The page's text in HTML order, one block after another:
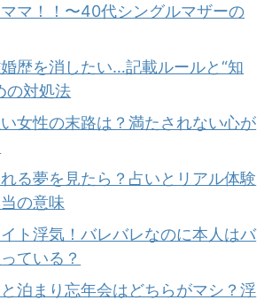
マ！！〜40代シングルマザーの
歴を消したい…記載ルールと“知
の対処法
女性の末路は？満たされない心が
る夢を見たら？占いとリアル体験
の意味
ト浮気！バレバレなのに本人はバ
ている？
泊まり忘年会はどちらがマシ？浮